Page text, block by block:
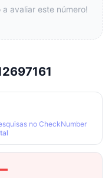
avaliar este número!
no CheckNumber